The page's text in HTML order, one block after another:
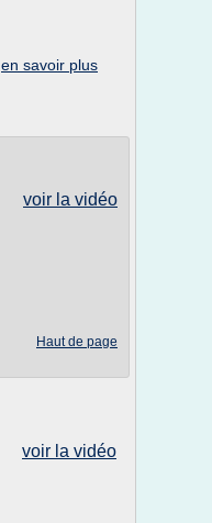
en savoir plus
voir la vidéo
Haut de page
voir la vidéo